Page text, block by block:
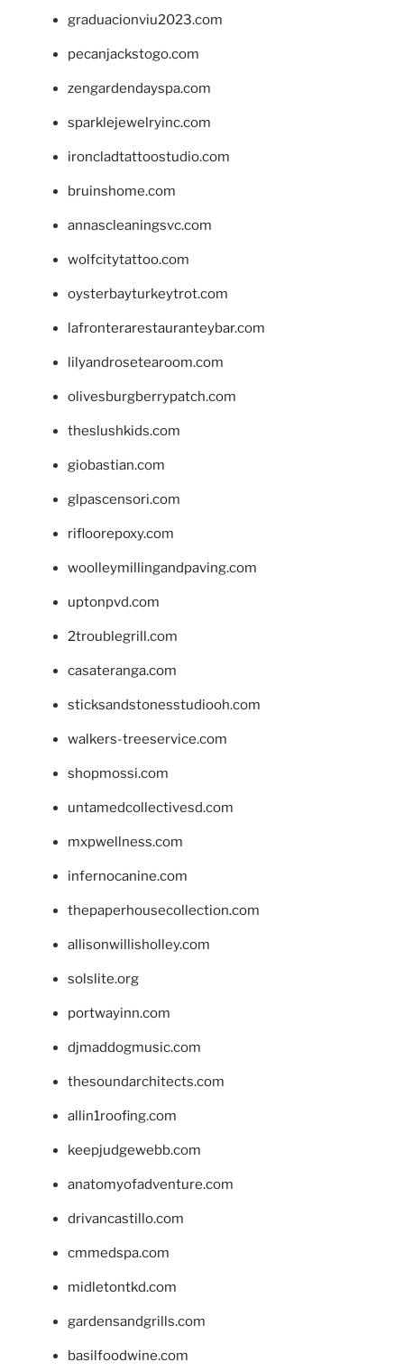
graduacionviu2023.com
pecanjackstogo.com
zengardendayspa.com
sparklejewelryinc.com
ironcladtattoostudio.com
bruinshome.com
annascleaningsvc.com
wolfcitytattoo.com
oysterbayturkeytrot.com
lafronterarestauranteybar.com
lilyandrosetearoom.com
olivesburgberrypatch.com
theslushkids.com
giobastian.com
glpascensori.com
rifloorepoxy.com
woolleymillingandpaving.com
uptonpvd.com
2troublegrill.com
casateranga.com
sticksandstonesstudiooh.com
walkers-treeservice.com
shopmossi.com
untamedcollectivesd.com
mxpwellness.com
infernocanine.com
thepaperhousecollection.com
allisonwillisholley.com
solslite.org
portwayinn.com
djmaddogmusic.com
thesoundarchitects.com
allin1roofing.com
keepjudgewebb.com
anatomyofadventure.com
drivancastillo.com
cmmedspa.com
midletontkd.com
gardensandgrills.com
basilfoodwine.com